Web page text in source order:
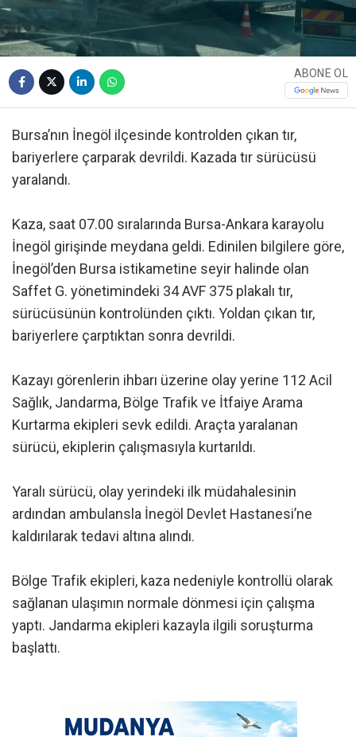
ABONE OL
Bursa’nın İnegöl ilçesinde kontrolden çıkan tır,
bariyerlere çarparak devrildi. Kazada tır sürücüsü
yaralandı.
Kaza, saat 07.00 sıralarında Bursa-Ankara karayolu
İnegöl girişinde meydana geldi. Edinilen bilgilere göre,
İnegöl’den Bursa istikametine seyir halinde olan
Saffet G. yönetimindeki 34 AVF 375 plakalı tır,
sürücüsünün kontrolünden çıktı. Yoldan çıkan tır,
bariyerlere çarptıktan sonra devrildi.
Kazayı görenlerin ihbarı üzerine olay yerine 112 Acil
Sağlık, Jandarma, Bölge Trafik ve İtfaiye Arama
Kurtarma ekipleri sevk edildi. Araçta yaralanan
sürücü, ekiplerin çalışmasıyla kurtarıldı.
Yaralı sürücü, olay yerindeki ilk müdahalesinin
ardından ambulansla İnegöl Devlet Hastanesi’ne
kaldırılarak tedavi altına alındı.
Bölge Trafik ekipleri, kaza nedeniyle kontrollü olarak
sağlanan ulaşımın normale dönmesi için çalışma
yaptı. Jandarma ekipleri kazayla ilgili soruşturma
başlattı.